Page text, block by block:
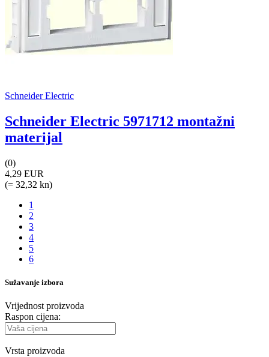
Schneider Electric
Schneider Electric 5971712 montažni
materijal
(0)
4,29 EUR
(= 32,32 kn)
1
2
3
4
5
6
Sužavanje izbora
Vrijednost proizvoda
Raspon cijena:
Vrsta proizvoda